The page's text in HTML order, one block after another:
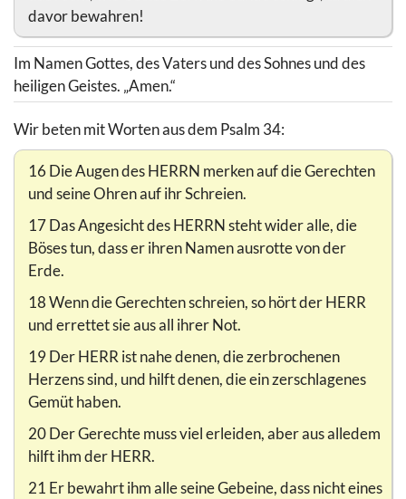
davor bewahren!
Im Namen Gottes, des Vaters und des Sohnes und des
heiligen Geistes. „Amen.“
Wir beten mit Worten aus dem Psalm 34:
16 Die Augen des HERRN merken auf die Gerechten
und seine Ohren auf ihr Schreien.
17 Das Angesicht des HERRN steht wider alle, die
Böses tun, dass er ihren Namen ausrotte von der
Erde.
18 Wenn die Gerechten schreien, so hört der HERR
und errettet sie aus all ihrer Not.
19 Der HERR ist nahe denen, die zerbrochenen
Herzens sind, und hilft denen, die ein zerschlagenes
Gemüt haben.
20 Der Gerechte muss viel erleiden, aber aus alledem
hilft ihm der HERR.
21 Er bewahrt ihm alle seine Gebeine, dass nicht eines